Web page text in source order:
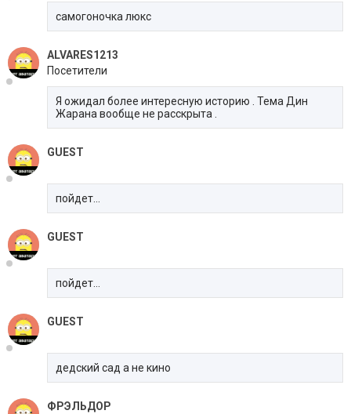
самогоночка люкс
ALVARES1213
Посетители
Я ожидал более интересную историю . Тема Дин
Жарана вообще не расскрыта .
GUEST
пойдет...
GUEST
пойдет...
GUEST
дедский сад а не кино
ФРЭЛЬДОР